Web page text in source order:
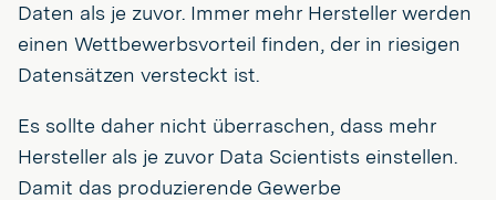
Daten als je zuvor. Immer mehr Hersteller werden
einen Wettbewerbsvorteil finden, der in riesigen
Datensätzen versteckt ist.
Es sollte daher nicht überraschen, dass mehr
Hersteller als je zuvor Data Scientists einstellen.
Damit das produzierende Gewerbe